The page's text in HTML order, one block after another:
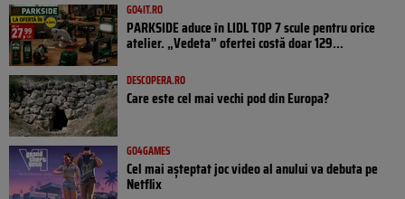
GO4IT.RO
PARKSIDE aduce în LIDL TOP 7 scule pentru orice
atelier. „Vedeta” ofertei costă doar 129...
DESCOPERA.RO
Care este cel mai vechi pod din Europa?
GO4GAMES
Cel mai așteptat joc video al anului va debuta pe
Netflix